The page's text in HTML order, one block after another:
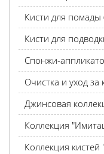
Кисти для помады
Кисти для
Спонжи-
Очистка и уход за
Джинсовая
Коллекция
Коллекция